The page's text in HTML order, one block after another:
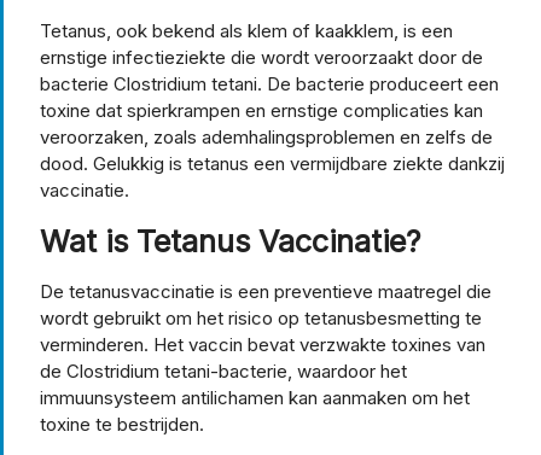
Tetanus, ook bekend als klem of kaakklem, is een
ernstige infectieziekte die wordt veroorzaakt door de
bacterie Clostridium tetani. De bacterie produceert een
toxine dat spierkrampen en ernstige complicaties kan
veroorzaken, zoals ademhalingsproblemen en zelfs de
dood. Gelukkig is tetanus een vermijdbare ziekte dankzij
vaccinatie.
Wat is Tetanus Vaccinatie?
De tetanusvaccinatie is een preventieve maatregel die
wordt gebruikt om het risico op tetanusbesmetting te
verminderen. Het vaccin bevat verzwakte toxines van
de Clostridium tetani-bacterie, waardoor het
immuunsysteem antilichamen kan aanmaken om het
toxine te bestrijden.